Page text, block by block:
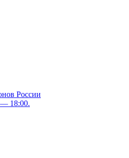
России
18:00.